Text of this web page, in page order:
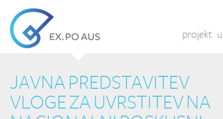
projekt
JAVNA PREDSTAVITEV
VLOGE ZA UVRSTITEV NA